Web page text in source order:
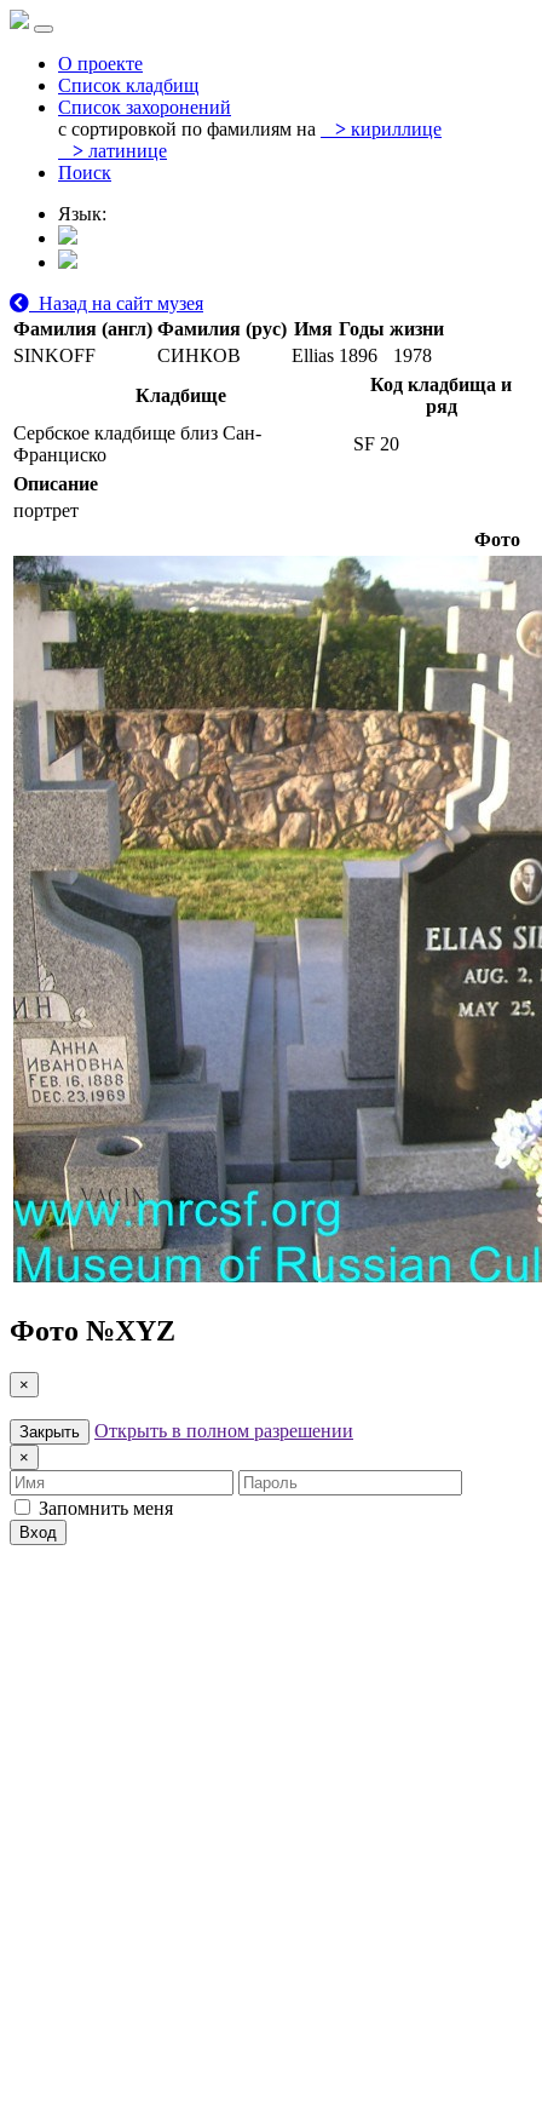
О проекте
Список кладбищ
Список захоронений
с сортировкой по фамилиям на
> кириллице
> латинице
Поиск
Язык:
Назад на сайт музея
Фамилия (англ) Фамилия (рус) Имя Годы жизни
SINKOFF
СИНКОВ Ellias 1896
1978
Кладбище
Код кладбища и
ряд
Сербское кладбище близ Сан-
Франциско
SF 20
Описание
портрет
Фото
Фото №XYZ
×
Закрыть Открыть в полном разрешении
×
Имя
Пароль
Запомнить меня
Вход